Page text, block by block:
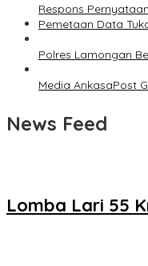
Respons
Pemetaan Data
Polres Lamongan
Media AnkasaPost
News Feed
Lomba Lari 55